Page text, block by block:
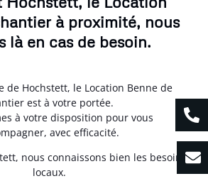
à proximité, nous
là en cas de besoin.
de Hochstett, le Location Benne de
est à votre portée.
à votre disposition pour vous
avec efficacité.
nous connaissons bien les besoins
locaux.